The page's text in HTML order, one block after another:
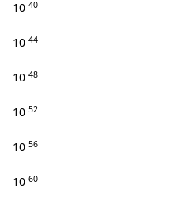
10 40
10 44
10 48
10 52
10 56
10 60